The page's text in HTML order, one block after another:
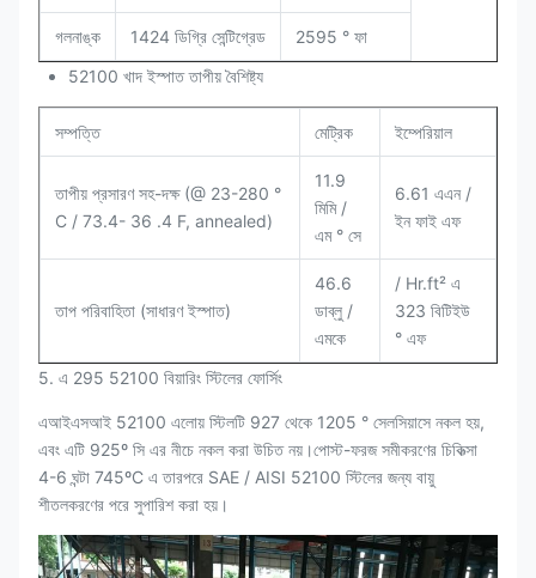
গলনাঙ্ক 1424 ডিগ্রি সেন্টিগ্রেড
2595 ° ফা
52100 খাদ ইস্পাত তাপীয় বৈশিষ্ট্য
সম্পত্তি মেট্রিক ইম্পেরিয়াল
তাপীয় প্রসারণ সহ-দক্ষ (@ 23-280 °
C / 73.4- 36 .4 F, annealed)
11.9
মিমি /
এম ° সে
6.61 এএন /
ইন ফাই এফ
তাপ পরিবাহিতা (সাধারণ ইস্পাত)
46.6
ডাব্লু /
এমকে
/ Hr.ft² এ
323 বিটিইউ
° এফ
5. এ 295 52100 বিয়ারিং স্টিলের ফোর্সিং
এআইএসআই 52100 এলোয় স্টিলটি 927 থেকে 1205 ° সেলসিয়াসে নকল হয়,
এবং এটি 925º সি এর নীচে নকল করা উচিত নয়।পোস্ট-ফরজ সমীকরণের চিকিত্সা
4-6 ঘন্টা 745ºC এ তারপরে SAE / AISI 52100 স্টিলের জন্য বায়ু
শীতলকরণের পরে সুপারিশ করা হয়।